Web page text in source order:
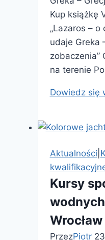
Kup książkę
„Lazaros – o
udaje Greka
zobaczenia”
na terenie
Dowiedz się
Aktualności
Kursy
Wrocław
PrzezPiotr